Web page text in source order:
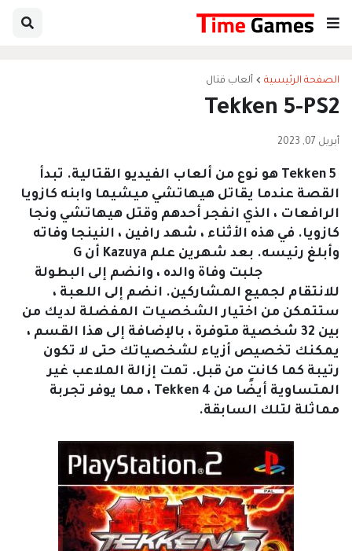
الصفحة الرئيسية ألعاب قتال
Tekken 5-PS2
أبريل 07, 2023
Tekken 5 هو نوع من ألعاب الفيديو القتالية.
تبدأ
القصة عندما يقاتل هيهاتشي ميشيما وابنه كازويا
الرافعات ، الذي انفجر أحدهم وقتل هيهاتشي ونجا
كازويا. في هذه الأثناء ، شهد رافين ، النينجا وفاته
وأبلغ رئيسه.
بعد شهرين علم Kazuya أن G
Corporation جلبت وفاة والده ، وانضم إلى البطولة
للانتقام لجميع المشاركين. انضم إلى اللعبة ،
ستتمكن من اختيار الشخصيات المفضلة لديك من
بين 32 شخصية متوفرة ، بالإضافة إلى هذا القسم ،
يمكنك تخصيص أزياء لشخصياتك حتى لا تكون
رتيبة كما كانت من قبل. تمت إزالة الملاعب غير
المتساوية أيضًا من Tekken 4 ، مما يوفر تجربة
مماثلة لتلك السابقة.